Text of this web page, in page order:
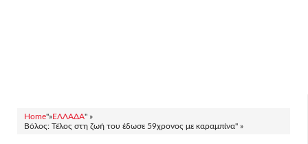
Home"»ΕΛΛΑΔΑ" »
Βόλος: Τέλος στη ζωή του έδωσε 59χρονος με καραμπίνα" »